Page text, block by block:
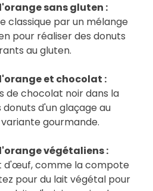
sans gluten :
classique par un mélange
pour réaliser des donuts
au gluten.
et chocolat :
de chocolat noir dans la
d'un glaçage au
gourmande.
végétaliens :
d'œuf, comme la compote
pour du lait végétal pour